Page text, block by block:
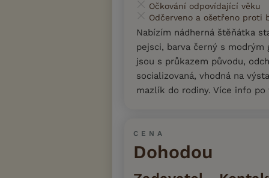
Očkování odpovídající věku
Odčerveno a ošetřeno proti
Nabízím nádherná štěňátka
pejsci, barva černý s modrým
jsou s průkazem původu,
socializovaná, vhodná na
mazlík do rodiny. Více info
CENA
Dohodou